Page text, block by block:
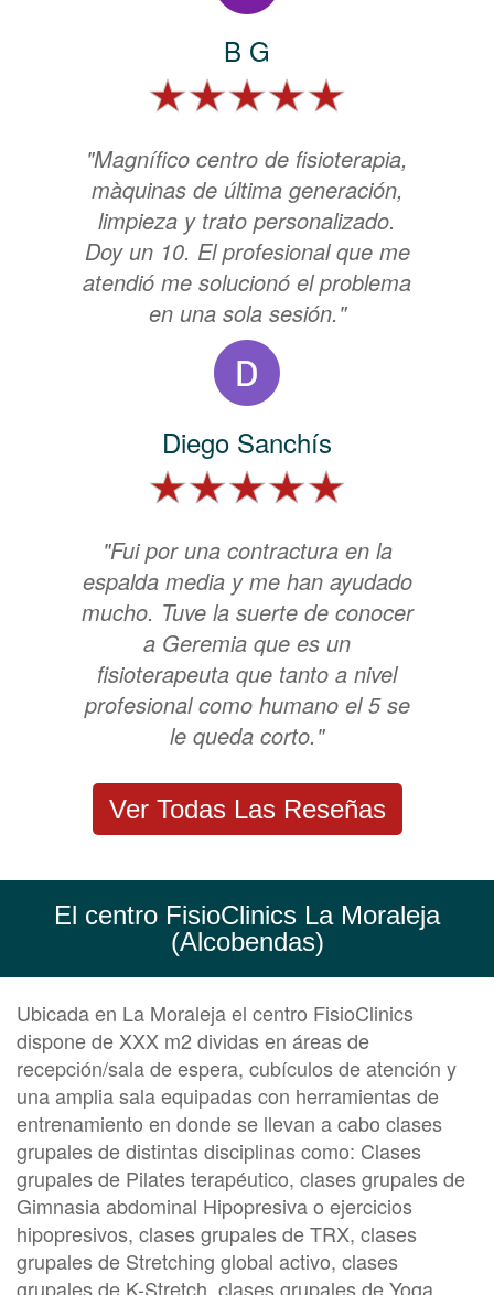
B G
"Magnífico centro de fisioterapia,
màquinas de última generación,
limpieza y trato personalizado.
Doy un 10. El profesional que me
atendió me solucionó el problema
en una sola sesión."
Diego Sanchís
"Fui por una contractura en la
espalda media y me han ayudado
mucho. Tuve la suerte de conocer
a Geremia que es un
fisioterapeuta que tanto a nivel
profesional como humano el 5 se
le queda corto."
Ver Todas Las Reseñas
El centro FisioClinics La Moraleja
(Alcobendas)
Ubicada en La Moraleja el centro FisioClinics
dispone de XXX m2 dividas en áreas de
recepción/sala de espera, cubículos de atención y
una amplia sala equipadas con herramientas de
entrenamiento en donde se llevan a cabo clases
grupales de distintas disciplinas como: Clases
grupales de Pilates terapéutico, clases grupales de
Gimnasia abdominal Hipopresiva o ejercicios
hipopresivos, clases grupales de TRX, clases
grupales de Stretching global activo, clases
grupales de K-Stretch, clases grupales de Yoga,